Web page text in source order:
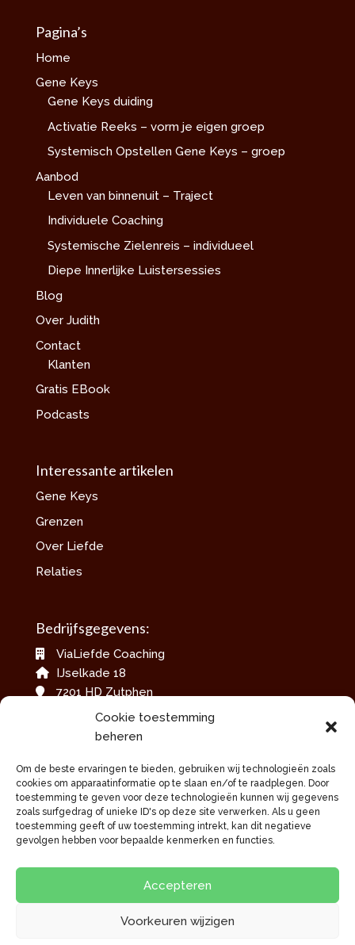
Cookie toestemming
beheren
Om de beste ervaringen te bieden, gebruiken wij technologieën zoals
cookies om apparaatinformatie op te slaan en/of te raadplegen. Door
toestemming te geven voor deze technologieën kunnen wij gegevens
zoals surfgedrag of unieke ID's op deze site verwerken. Als u geen
toestemming geeft of uw toestemming intrekt, kan dit negatieve
gevolgen hebben voor bepaalde kenmerken en functies.
Accepteren
Voorkeuren wijzigen
Pagina’s
Home
Gene Keys
Gene Keys duiding
Activatie Reeks – vorm je eigen groep
Systemisch Opstellen Gene Keys – groep
Aanbod
Leven van binnenuit – Traject
Individuele Coaching
Systemische Zielenreis – individueel
Diepe Innerlijke Luistersessies
Blog
Over Judith
Contact
Klanten
Gratis EBook
Podcasts
Interessante artikelen
Gene Keys
Grenzen
Over Liefde
Relaties
Bedrijfsgegevens:
ViaLiefde Coaching
IJselkade 18
7201 HD Zutphen
06-42079717
info@vialiefdecoaching.nl
KvKnummer: 60012684